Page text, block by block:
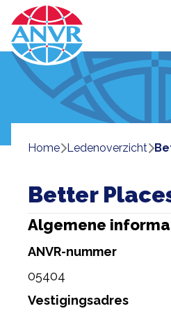
Home ledenoverzicht
Better
Algemene
ANVR-nummer
05404
Vestigingsadres